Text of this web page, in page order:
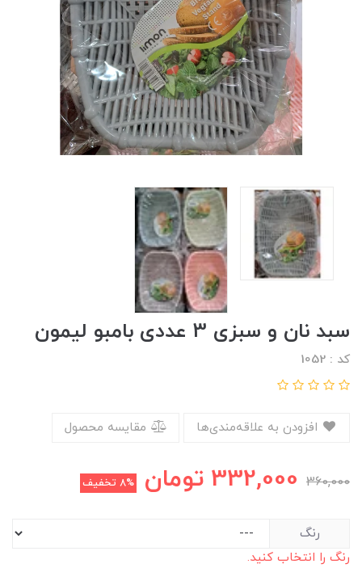
سبد نان و سبزی 3 عددی بامبو لیمون
کد : 1052
مقایسه محصول
360,000
332,000 تومان 8% تخفیف
رنگ
رنگ را انتخاب کنید.